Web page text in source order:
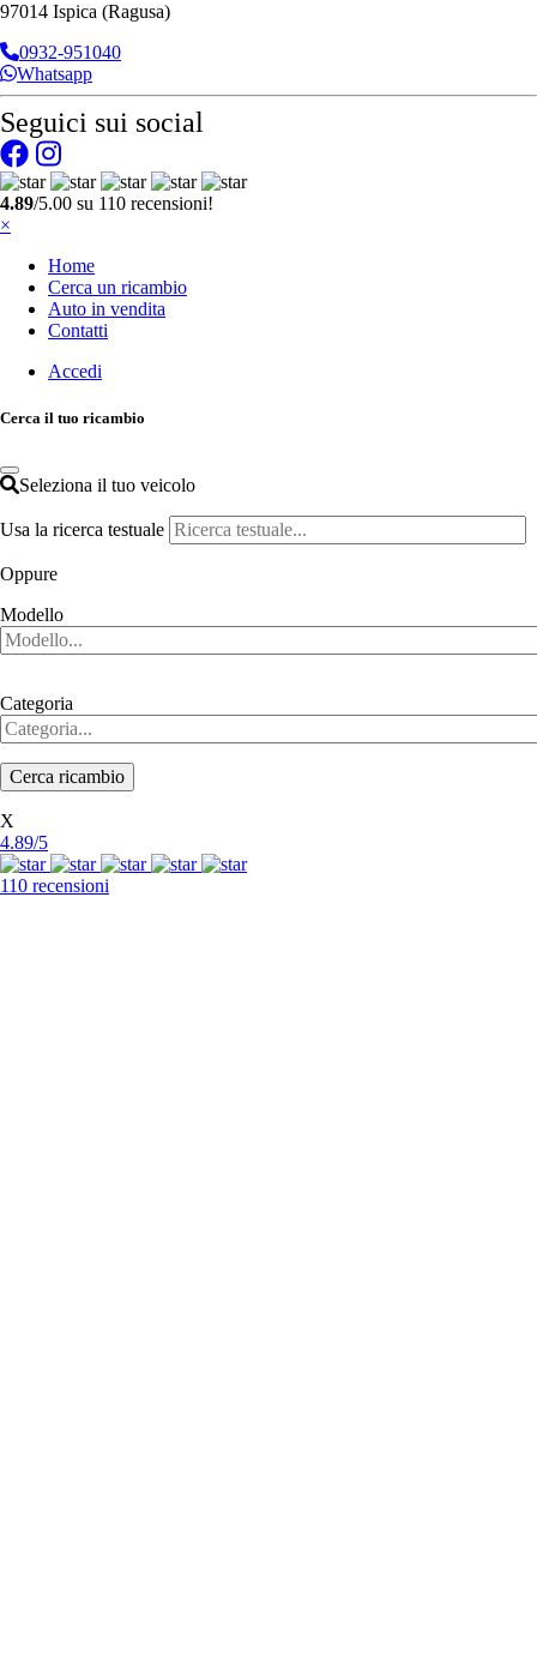
97014 Ispica (Ragusa)
0932-951040
Whatsapp
Seguici sui social
4.89/5.00 su 110 recensioni!
×
Home
Cerca un ricambio
Auto in vendita
Contatti
Accedi
Cerca il tuo ricambio
Seleziona il tuo veicolo
Usa la ricerca testuale
Oppure
Modello
Categoria
X
4.89/5
110 recensioni